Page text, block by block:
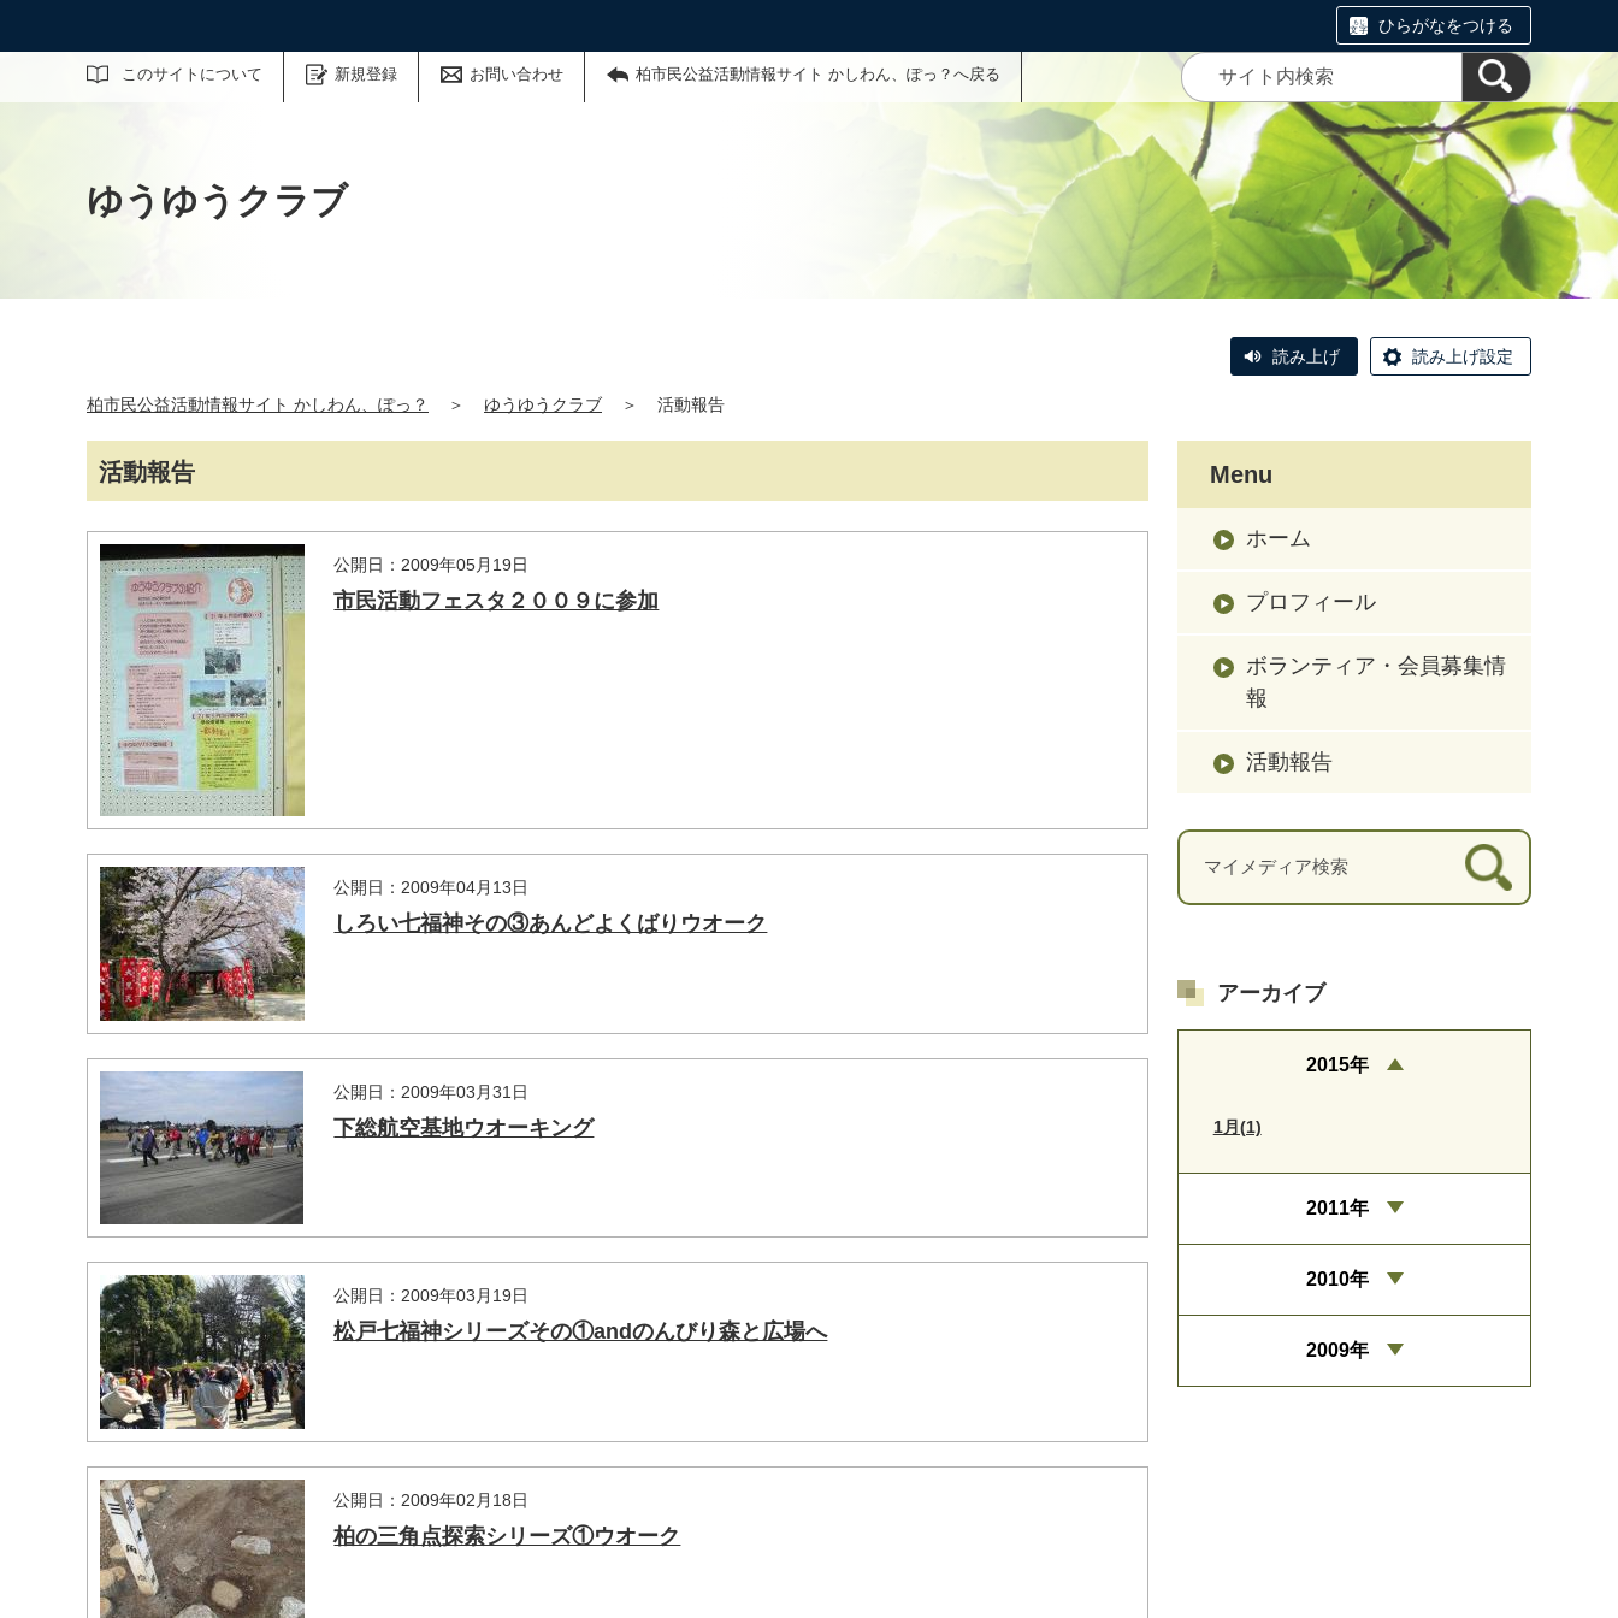
ひらがなをつける
このサイトについて 新規登録 お問い合わせ 柏市民公益活動情報サイト かしわん、ぽっ？へ戻る
サイト内検索
ゆうゆうクラブ
読み上げ 読み上げ設定
柏市民公益活動情報サイト かしわん、ぽっ？ ＞ ゆうゆうクラブ ＞ 活動報告
活動報告
公開日：2009年05月19日
市民活動フェスタ２００９に参加
公開日：2009年04月13日
しろい七福神その③あんどよくばりウオーク
公開日：2009年03月31日
下総航空基地ウオーキング
公開日：2009年03月19日
松戸七福神シリーズその①andのんびり森と広場へ
公開日：2009年02月18日
柏の三角点探索シリーズ①ウオーク
Menu
ホーム
プロフィール
ボランティア・会員募集情
報
活動報告
アーカイブ
2015年
1月(1)
2011年
2010年
2009年